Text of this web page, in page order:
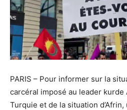
PARIS – Pour informer sur la
carcéral imposé au leader kurde
Turquie et de la situation